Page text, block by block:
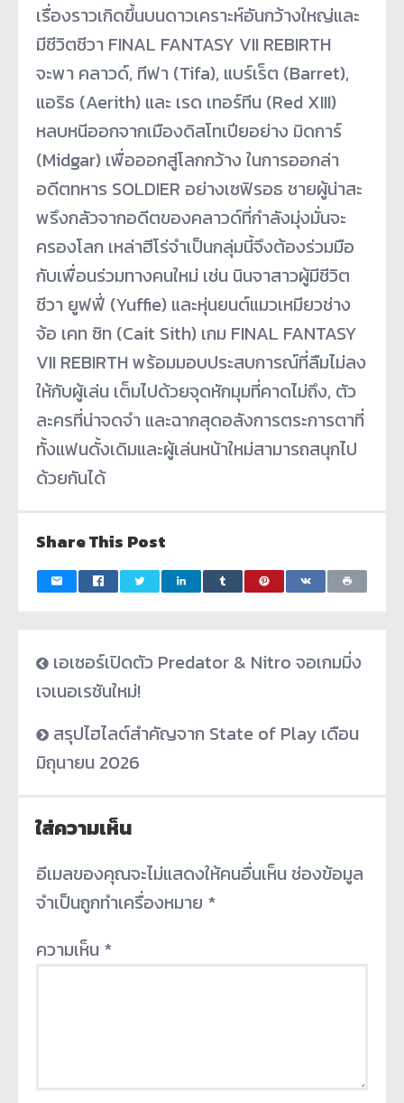
เรื่องราวเกิดขึ้นบนดาวเคราะห์อันกว้างใหญ่และ
มีชีวิตชีวา FINAL FANTASY VII REBIRTH
จะพา คลาวด์, ทีฟา (Tifa), แบร์เร็ต (Barret),
แอริธ (Aerith) และ เรด เทอร์ทีน (Red XIII)
หลบหนีออกจากเมืองดิสโทเปียอย่าง มิดการ์
(Midgar) เพื่อออกสู่โลกกว้าง ในการออกล่า
อดีตทหาร SOLDIER อย่างเซฟิรอธ ชายผู้น่าสะ
พรึงกลัวจากอดีตของคลาวด์ที่กำลังมุ่งมั่นจะ
ครองโลก เหล่าฮีโร่จำเป็นกลุ่มนี้จึงต้องร่วมมือ
กับเพื่อนร่วมทางคนใหม่ เช่น นินจาสาวผู้มีชีวิต
ชีวา ยูฟฟี่ (Yuffie) และหุ่นยนต์แมวเหมียวช่าง
จ้อ เคท ซิท (Cait Sith) เกม FINAL FANTASY
VII REBIRTH พร้อมมอบประสบการณ์ที่ลืมไม่ลง
ให้กับผู้เล่น เต็มไปด้วยจุดหักมุมที่คาดไม่ถึง, ตัว
ละครที่น่าจดจำ และฉากสุดอลังการตระการตาที่
ทั้งแฟนดั้งเดิมและผู้เล่นหน้าใหม่สามารถสนุกไป
ด้วยกันได้
Share This Post
เอเซอร์เปิดตัว Predator & Nitro จอเกมมิ่ง
เจเนอเรชันใหม่!
สรุปไฮไลต์สำคัญจาก State of Play เดือน
มิถุนายน 2026
ใส่ความเห็น
อีเมลของคุณจะไม่แสดงให้คนอื่นเห็น ช่องข้อมูล
จำเป็นถูกทำเครื่องหมาย *
ความเห็น *